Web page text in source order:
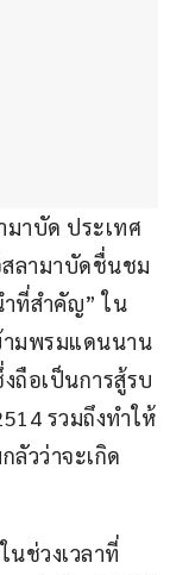
มาบัด ประเทศ
สลามาบัดชื่นชม
ที่สำคัญ” ใน
ามพรมแดนนาน
ถือเป็นการสู้รบ
รวมถึงทำให้
ลัวว่าจะเกิด
ช่วงเวลาที่